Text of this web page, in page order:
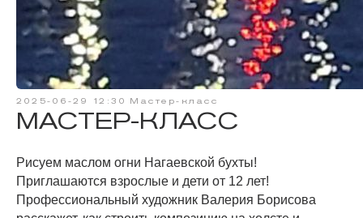
2025-06-29 12:30 Мастер-класс
МАСТЕР-КЛАСС
Рисуем маслом огни Нагаевской бухты!
Приглашаются взрослые и дети от 12 лет!
Профессиональный художник Валерия Борисова
ПРАВИЛА ПОСЕЩЕНИЯ
ЛИЦЕНЗИОННОЕ СОГЛАШЕНИЕ
ПРАВОВАЯ ИНФОРМАЦИЯ
ВЫСТАВКИ
МЫ В МЕДИА